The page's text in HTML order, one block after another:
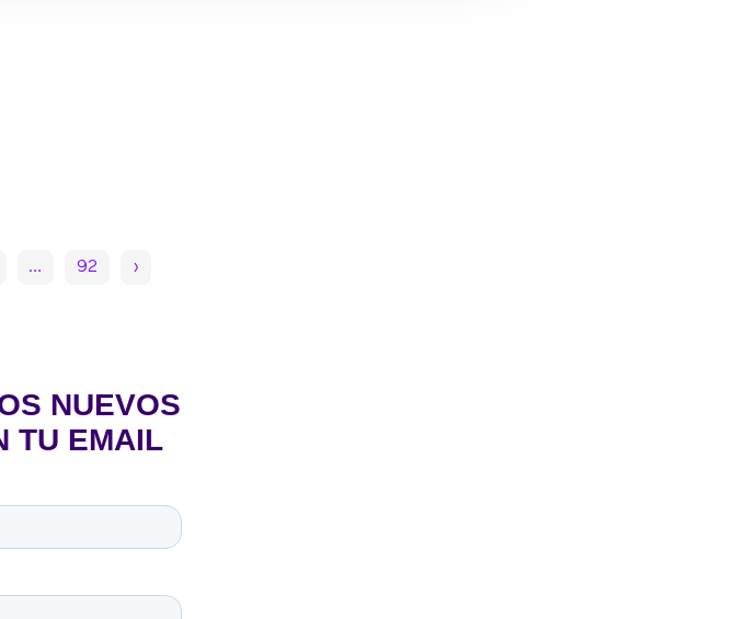
… 92 ›